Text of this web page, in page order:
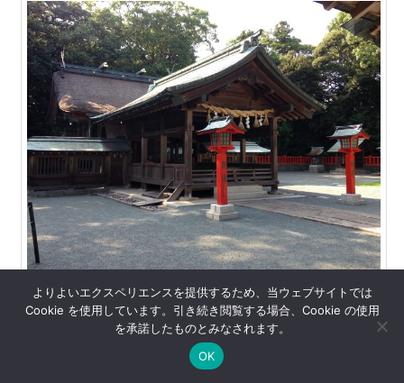
さて、こちらの裏手には「天眞名井（あまのまない）」
という、名水があります。「天の眞名井」とは、高天原
（たかまがはら）にあるという井戸のことで、宗像三女
よりよいエクスペリエンスを提供するため、当ウェブサイトでは
Cookie を使用しています。引き続き閲覧する場合、Cookie の使用
を承諾したものとみなされます。
OK